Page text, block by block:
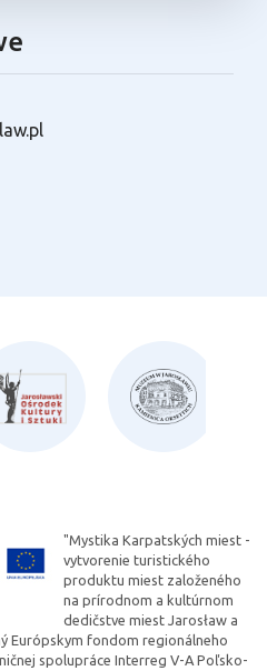
"Mystika Karpatských miest -
vytvorenie turistického
produktu miest založeného
na prírodnom a kultúrnom
dedičstve miest Jarosław a
Európskym fondom regionálneho
spolupráce Interreg V-A Poľsko-